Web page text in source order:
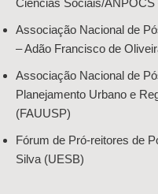
Ciências Sociais/
Associação Nacional de
– Adão Francisco de
Associação Nacional de
Planejamento Urbano e
(FAUUSP)
Fórum de Pró-reitores de
Silva (UESB)